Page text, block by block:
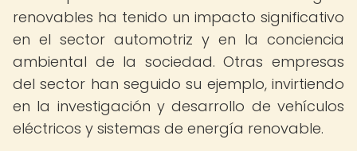
renovables ha tenido un impacto significativo
en el sector automotriz y en la conciencia
ambiental de la sociedad. Otras empresas
del sector han seguido su ejemplo, invirtiendo
en la investigación y desarrollo de vehículos
eléctricos y sistemas de energía renovable.